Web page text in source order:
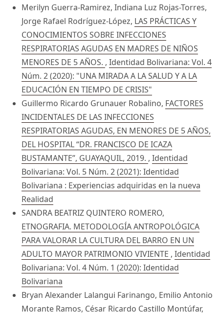
Merilyn Guerra-Ramirez, Indiana Luz Rojas-Torres,
Jorge Rafael Rodríguez-López, LAS PRÁCTICAS Y
CONOCIMIENTOS SOBRE INFECCIONES
RESPIRATORIAS AGUDAS EN MADRES DE NIÑOS
MENORES DE 5 AÑOS. , Identidad Bolivariana: Vol. 4
Núm. 2 (2020): "UNA MIRADA A LA SALUD Y A LA
EDUCACIÓN EN TIEMPO DE CRISIS"
Guillermo Ricardo Grunauer Robalino, FACTORES
INCIDENTALES DE LAS INFECCIONES
RESPIRATORIAS AGUDAS, EN MENORES DE 5 AÑOS,
DEL HOSPITAL “DR. FRANCISCO DE ICAZA
BUSTAMANTE”, GUAYAQUIL, 2019. , Identidad
Bolivariana: Vol. 5 Núm. 2 (2021): Identidad
Bolivariana : Experiencias adquiridas en la nueva
Realidad
SANDRA BEATRIZ QUINTERO ROMERO,
ETNOGRAFIA. METODOLOGÍA ANTROPOLÓGICA
PARA VALORAR LA CULTURA DEL BARRO EN UN
ADULTO MAYOR PATRIMONIO VIVIENTE , Identidad
Bolivariana: Vol. 4 Núm. 1 (2020): Identidad
Bolivariana
Bryan Alexander Lalangui Farinango, Emilio Antonio
Morante Ramos, César Ricardo Castillo Montúfar,